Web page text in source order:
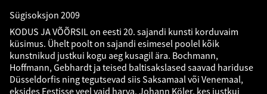
Sügisoksjon 2009
KODUS JA VÕÕRSIL on eesti 20. sajandi kunsti korduvaim
küsimus. Ühelt poolt on sajandi esimesel poolel kõik
kunstnikud justkui kogu aeg kusagil ära. Bochmann,
Hoffmann, Gebhardt ja teised baltisakslased saavad hariduse
Düsseldorfis ning tegutsevad siis Saksamaal või Venemaal,
eksides Eestisse veel vaid harva. Johann Köler, kes justkui